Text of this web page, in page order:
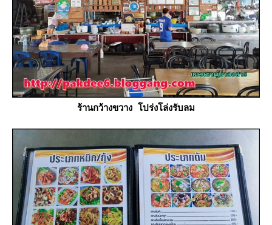
ร้านกว้างขวาง โปร่งโล่งรับลม